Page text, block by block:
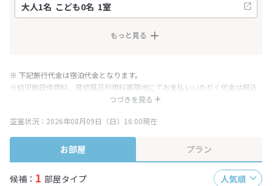
もっと見る
つづきを見る
※ 下記旅行代金は宿泊代金となります。
※幼児施設使用料、貸切風呂利用料等現地にてお支払いいただく代金は税込
み表記となりますが、消費税増税に伴い代金が一部変更となる場合がござい
※表示されている旅行代金・プラン内容は一定時間ごとに更新されます。最
終確認画面でご確認ください。
空室状況：2026年08月09日（日）16:00現在
お部屋 プラン
候補： 1 部屋タイプ
人気順